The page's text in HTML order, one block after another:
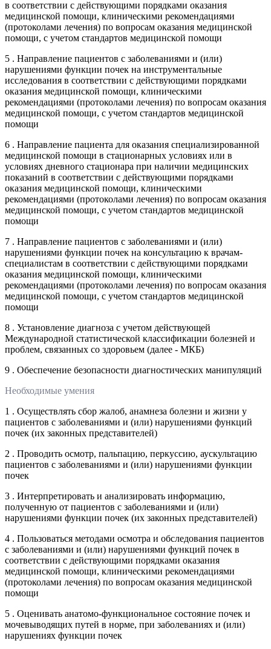
в соответствии с действующими порядками оказания
медицинской помощи, клиническими рекомендациями
(протоколами лечения) по вопросам оказания медицинской
помощи, с учетом стандартов медицинской помощи
5 . Направление пациентов с заболеваниями и (или)
нарушениями функции почек на инструментальные
исследования в соответствии с действующими порядками
оказания медицинской помощи, клиническими
рекомендациями (протоколами лечения) по вопросам оказания
медицинской помощи, с учетом стандартов медицинской
помощи
6 . Направление пациента для оказания специализированной
медицинской помощи в стационарных условиях или в
условиях дневного стационара при наличии медицинских
показаний в соответствии с действующими порядками
оказания медицинской помощи, клиническими
рекомендациями (протоколами лечения) по вопросам оказания
медицинской помощи, с учетом стандартов медицинской
помощи
7 . Направление пациентов с заболеваниями и (или)
нарушениями функции почек на консультацию к врачам-
специалистам в соответствии с действующими порядками
оказания медицинской помощи, клиническими
рекомендациями (протоколами лечения) по вопросам оказания
медицинской помощи, с учетом стандартов медицинской
помощи
8 . Установление диагноза с учетом действующей
Международной статистической классификации болезней и
проблем, связанных со здоровьем (далее - МКБ)
9 . Обеспечение безопасности диагностических манипуляций
Необходимые умения
1 . Осуществлять сбор жалоб, анамнеза болезни и жизни у
пациентов с заболеваниями и (или) нарушениями функций
почек (их законных представителей)
2 . Проводить осмотр, пальпацию, перкуссию, аускультацию
пациентов с заболеваниями и (или) нарушениями функции
почек
3 . Интерпретировать и анализировать информацию,
полученную от пациентов с заболеваниями и (или)
нарушениями функции почек (их законных представителей)
4 . Пользоваться методами осмотра и обследования пациентов
с заболеваниями и (или) нарушениями функций почек в
соответствии с действующими порядками оказания
медицинской помощи, клиническими рекомендациями
(протоколами лечения) по вопросам оказания медицинской
помощи
5 . Оценивать анатомо-функциональное состояние почек и
мочевыводящих путей в норме, при заболеваниях и (или)
нарушениях функции почек